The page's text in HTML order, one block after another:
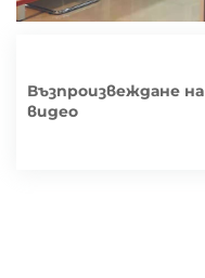
Възпроизвеждане на
видео